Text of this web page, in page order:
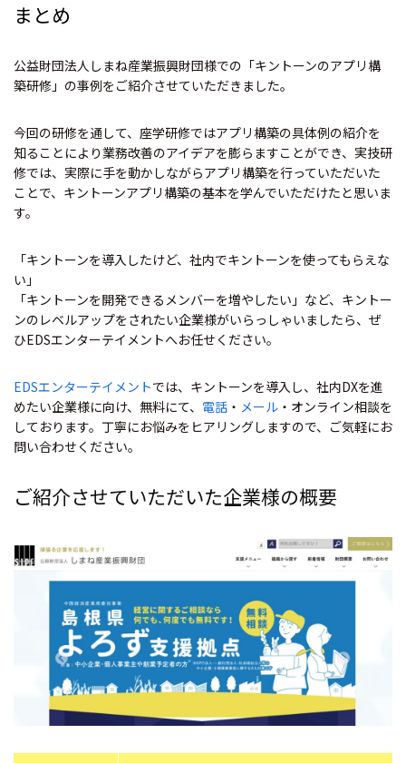
まとめ
公益財団法人しまね産業振興財団様での「キントーンのアプリ構
築研修」の事例をご紹介させていただきました。
今回の研修を通して、座学研修ではアプリ構築の具体例の紹介を
知ることにより業務改善のアイデアを膨らますことができ、実技研
修では、実際に手を動かしながらアプリ構築を行っていただいた
ことで、キントーンアプリ構築の基本を学んでいただけたと思いま
す。
「キントーンを導入したけど、社内でキントーンを使ってもらえな
い」
「キントーンを開発できるメンバーを増やしたい」など、キントー
ンのレベルアップをされたい企業様がいらっしゃいましたら、ぜ
ひEDSエンターテイメントへお任せください。
EDSエンターテイメントでは、キントーンを導入し、社内DXを進
めたい企業様に向け、無料にて、 電話 ・ メール ・オンライン相談を
しております。丁寧にお悩みをヒアリングしますので、ご気軽にお
問い合わせください。
ご紹介させていただいた企業様の概要